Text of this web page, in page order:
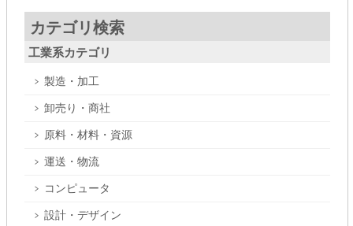
カテゴリ検索
工業系カテゴリ
製造・加工
卸売り・商社
原料・材料・資源
運送・物流
コンピュータ
設計・デザイン